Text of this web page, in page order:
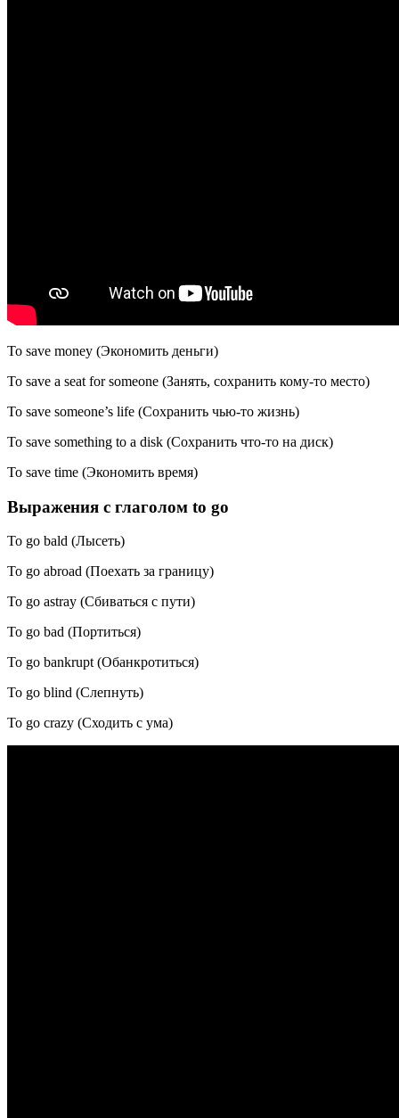
To save money (Экономить деньги)
To save a seat for someone (Занять, сохранить кому-то место)
To save someone’s life (Сохранить чью-то жизнь)
To save something to a disk (Сохранить что-то на диск)
To save time (Экономить время)
Выражения с глаголом to go
To go bald (Лысеть)
To go abroad (Поехать за границу)
To go astray (Сбиваться с пути)
To go bad (Портиться)
To go bankrupt (Обанкротиться)
To go blind (Слепнуть)
To go crazy (Сходить с ума)